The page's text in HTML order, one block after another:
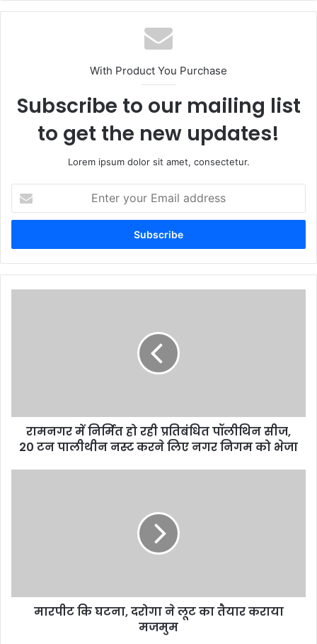
With Product You Purchase
Subscribe to our mailing list
to get the new updates!
Lorem ipsum dolor sit amet, consectetur.
your
Email
रामनगर में निर्मित हो रही प्रतिबंधित पॉलीथिन सीज,
20 टन पालीथीन नस्ट करने लिए नगर निगम को भेजा
मारपीट कि घटना, दरोगा ने लूट का तैयार कराया
मजमुम